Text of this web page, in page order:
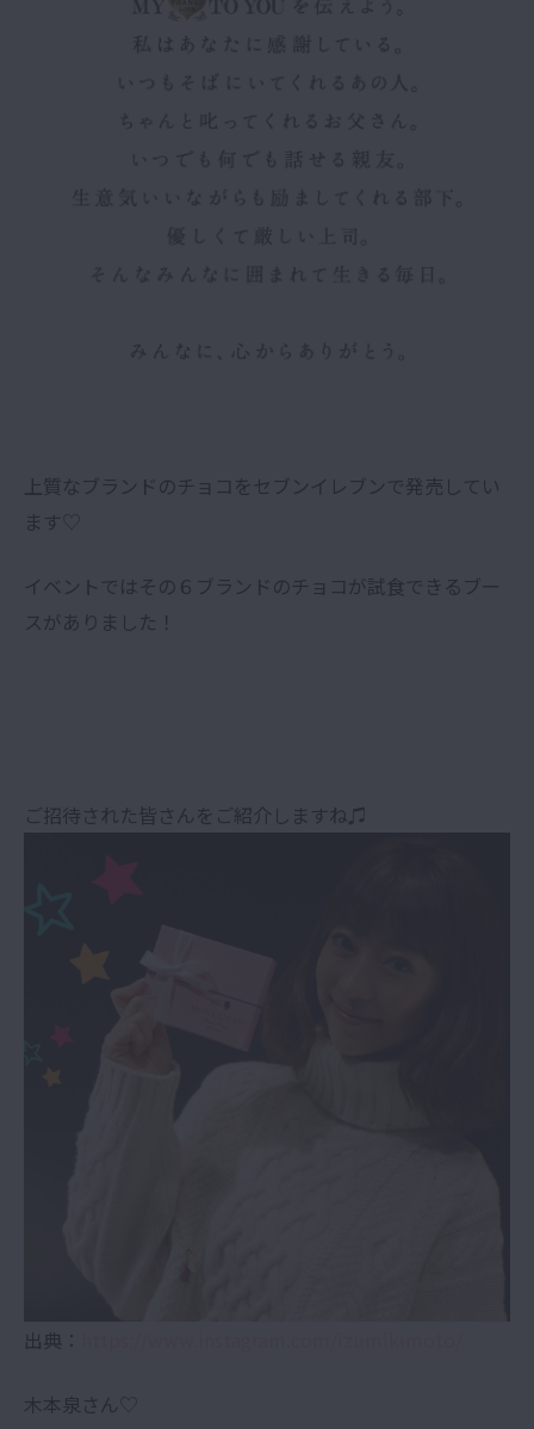
上質なブランドのチョコをセブンイレブンで発売してい
ます♡
イベントではその６ブランドのチョコが試食できるブー
スがありました！
ご招待された皆さんをご紹介しますね♫
出典：
木本泉さん♡